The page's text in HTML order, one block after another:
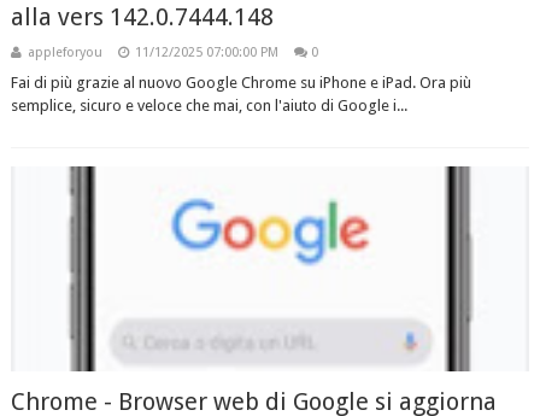
alla vers 142.0.7444.148
appleforyou 11/12/2025 07:00:00 PM 0
Fai di più grazie al nuovo Google Chrome su iPhone e iPad. Ora più
semplice, sicuro e veloce che mai, con l'aiuto di Google i...
Chrome - Browser web di Google si aggiorna